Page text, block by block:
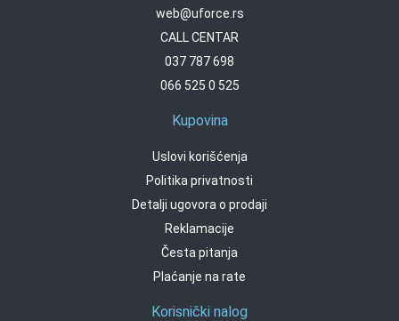
web@uforce.rs
CALL CENTAR
037 787 698
066 525 0 525
Kupovina
Uslovi korišćenja
Politika privatnosti
Detalji ugovora o prodaji
Reklamacije
Česta pitanja
Plaćanje na rate
Korisnički nalog